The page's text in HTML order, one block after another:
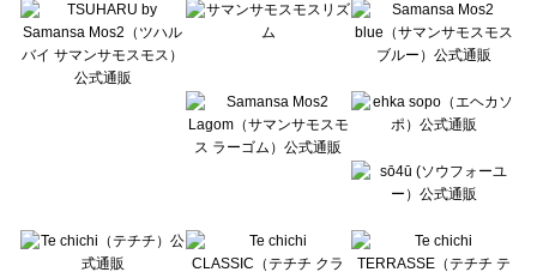
Lugnoncure（ルノンキュール）のトップス一覧
BETTY'S BLUE（べティーズブルー）のトップス一覧
Wpc.（ワールドパーティー）のトップス一覧